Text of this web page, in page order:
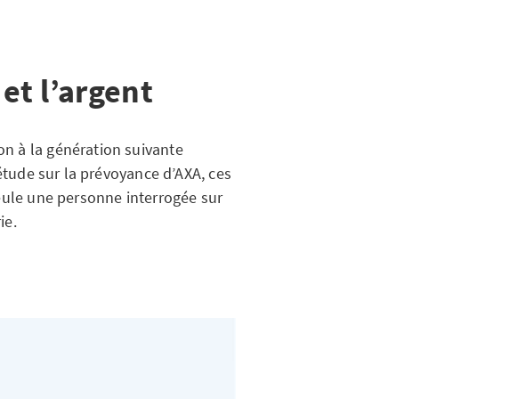
l’argent
à la génération suivante
sur la prévoyance d’AXA, ces
une personne interrogée sur